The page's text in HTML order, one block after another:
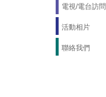
電視/電台訪問
活動相片
聯絡我們